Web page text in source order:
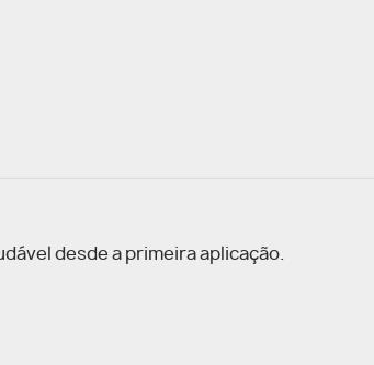
desde a primeira aplicação.